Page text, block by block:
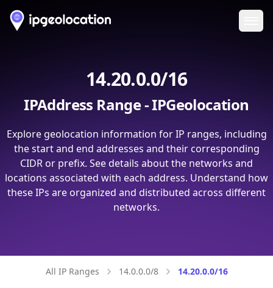
14.20.0.0/16
IPAddress Range - IPGeolocation
Explore geolocation information for IP ranges, including
the start and end addresses and their corresponding
CIDR or prefix. See details about the networks and
locations associated with each address. Understand how
these IPs are organized and distributed across different
networks.
All IP Ranges 14.0.0.0/8 14.20.0.0/16